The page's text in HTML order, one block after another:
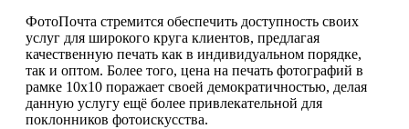
ФотоПочта стремится обеспечить доступность своих
услуг для широкого круга клиентов, предлагая
качественную печать как в индивидуальном порядке,
так и оптом. Более того, цена на печать фотографий в
рамке 10х10 поражает своей демократичностью, делая
данную услугу ещё более привлекательной для
поклонников фотоискусства.